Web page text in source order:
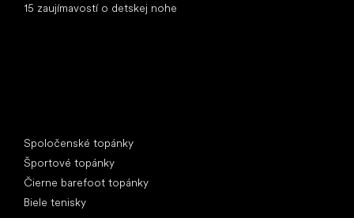
15 zaujímavostí o detskej nohe
Spoločenské topánky
Športové topánky
Čierne barefoot topánky
Biele tenisky